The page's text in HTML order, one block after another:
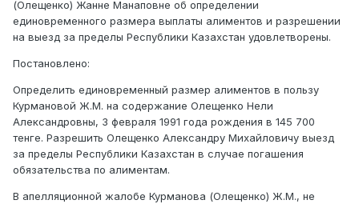
(Олещенко) Жанне Манаповне об определении
единовременного размера выплаты алиментов и разрешении
на выезд за пределы Республики Казахстан удовлетворены.
Постановлено:
Определить единовременный размер алиментов в пользу
Курмановой Ж.М. на содержание Олещенко Нели
Александровны, 3 февраля 1991 года рождения в 145 700
тенге. Разрешить Олещенко Александру Михайловичу выезд
за пределы Республики Казахстан в случае погашения
обязательства по алиментам.
В апелляционной жалобе Курманова (Олещенко) Ж.М., не